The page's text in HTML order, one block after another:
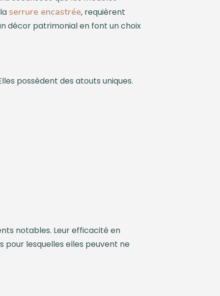
serrure encastrée, requièrent
décor patrimonial en font un choix
possèdent des atouts uniques.
notables. Leur efficacité en
pour lesquelles elles peuvent ne